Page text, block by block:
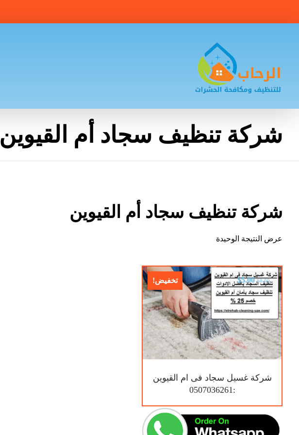
شركة تنظيف سجاد أم القيوين
شركة تنظيف سجاد أم القيوين
عرض النتيجة الوحيدة
تخفيض!
شركة غسيل سجاد فى ام القيوين
:0507036261
$8.00
$5.00